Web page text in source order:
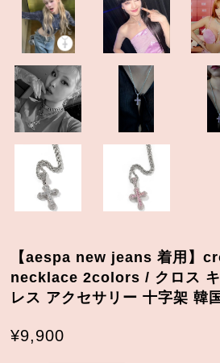
【aespa new jeans 着用】
necklace 2colors / クロス キ
レス アクセサリー 十字架 韓
¥9,900